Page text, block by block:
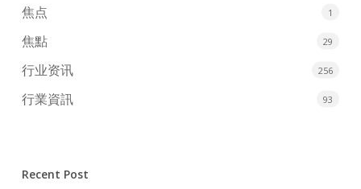
焦点 1
焦點 29
行业资讯 256
行業資訊 93
Recent Post